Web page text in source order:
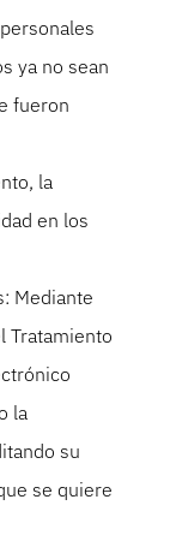
ya no sean
fueron
la
en los
Mediante
Tratamiento
la
su
se quiere